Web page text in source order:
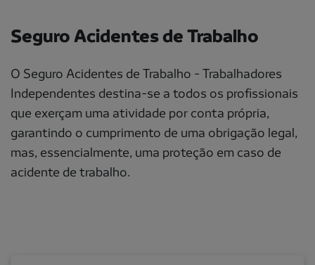
Seguro Acidentes de Trabalho
O Seguro Acidentes de Trabalho - Trabalhadores
Independentes destina-se a todos os profissionais
que exerçam uma atividade por conta própria,
garantindo o cumprimento de uma obrigação legal,
mas, essencialmente, uma proteção em caso de
acidente de trabalho.